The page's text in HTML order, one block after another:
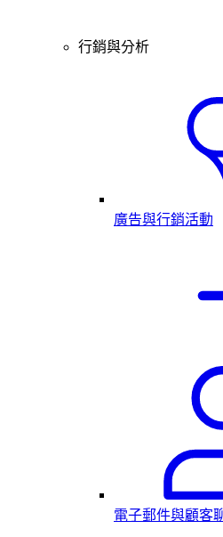
行銷與分析
廣告與行銷活動
電子郵件與顧客